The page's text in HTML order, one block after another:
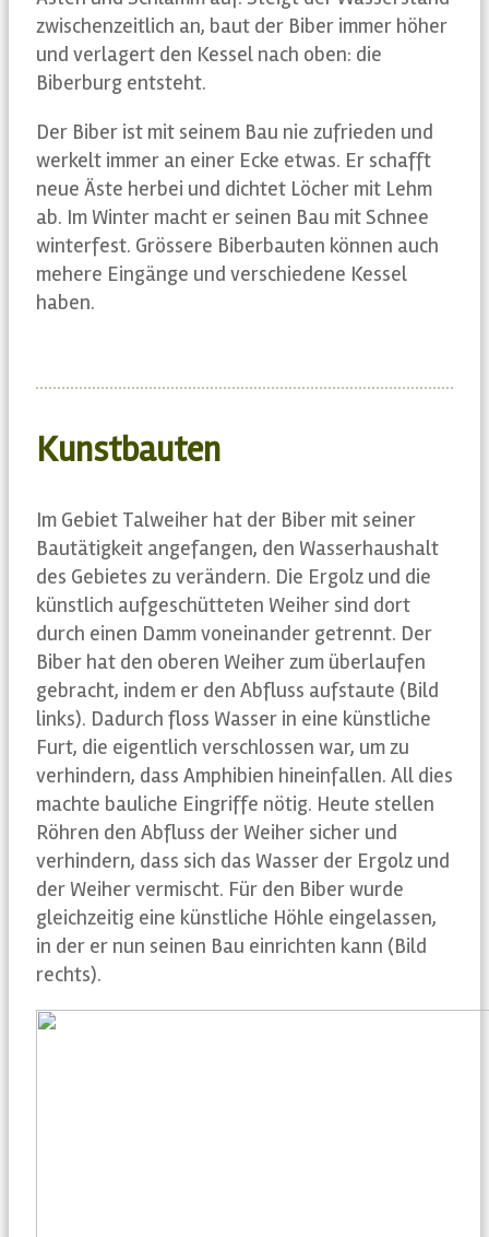
zwischenzeitlich an, baut der Biber immer höher
und verlagert den Kessel nach oben: die
Biberburg entsteht.
Der Biber ist mit seinem Bau nie zufrieden und
werkelt immer an einer Ecke etwas. Er schafft
neue Äste herbei und dichtet Löcher mit Lehm
ab. Im Winter macht er seinen Bau mit Schnee
winterfest. Grössere Biberbauten können auch
mehere Eingänge und verschiedene Kessel
haben.
Kunstbauten
Im Gebiet Talweiher hat der Biber mit seiner
Bautätigkeit angefangen, den Wasserhaushalt
des Gebietes zu verändern. Die Ergolz und die
künstlich aufgeschütteten Weiher sind dort
durch einen Damm voneinander getrennt. Der
Biber hat den oberen Weiher zum überlaufen
gebracht, indem er den Abfluss aufstaute (Bild
links). Dadurch floss Wasser in eine künstliche
Furt, die eigentlich verschlossen war, um zu
verhindern, dass Amphibien hineinfallen. All dies
machte bauliche Eingriffe nötig. Heute stellen
Röhren den Abfluss der Weiher sicher und
verhindern, dass sich das Wasser der Ergolz und
der Weiher vermischt. Für den Biber wurde
gleichzeitig eine künstliche Höhle eingelassen,
in der er nun seinen Bau einrichten kann (Bild
rechts).